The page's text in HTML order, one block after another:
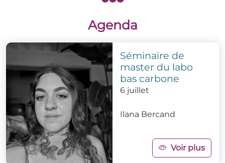
Agenda
Séminaire de
master du labo
bas carbone
6 juillet
Ilana Bercand
Voir plus